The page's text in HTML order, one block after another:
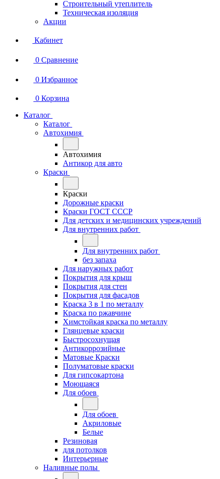
Строительный утеплитель
Техническая изоляция
Акции
Кабинет
0 Сравнение
0 Избранное
0 Корзина
Каталог
Каталог
Автохимия
Автохимия
Антикор для авто
Краски
Краски
Дорожные краски
Краски ГОСТ СССР
Для детских и медицинских учреждений
Для внутренних работ
Для внутренних работ
без запаха
Для наружных работ
Покрытия для крыш
Покрытия для стен
Покрытия для фасадов
Краска 3 в 1 по металлу
Краска по ржавчине
Химстойкая краска по металлу
Глянцевые краски
Быстросохнущая
Антикоррозийные
Матовые Краски
Полуматовые краски
Для гипсокартона
Моющаяся
Для обоев
Для обоев
Акриловые
Белые
Резиновая
для потолков
Интерьерные
Наливные полы